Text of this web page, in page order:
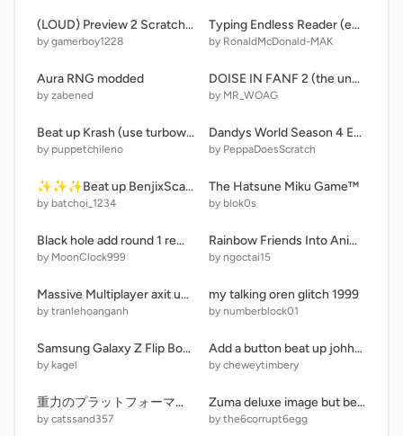
(LOUD) Preview 2 Scratch Cat in G Major 700
by gamerboy1228
Typing Endless Reader (english game) remix
by RonaldMcDonald-MAK
Aura RNG modded
by zabened
DOISE IN FANF 2 (the under-dog) V3!!!
by MR_WOAG
Beat up Krash (use turbowarp)
by puppetchileno
Dandys World Season 4 End Credits (2002)
by PeppaDoesScratch
✨✨✨Beat up BenjixScarlett✨✨✨ V2 [REUPLOAD]
by batchoi_1234
The Hatsune Miku Game™️
by blok0s
Black hole add round 1 remix remix remix remix remix
by MoonClock999
Rainbow Friends Into Animals remix
by ngoctai15
Massive Multiplayer axit update 1.5
by tranlehoanganh
my talking oren glitch 1999
by numberblock01
Samsung Galaxy Z Flip Boot Aniamtion
by kagel
Add a button beat up johhny test
by cheweytimbery
重力のプラットフォーマー/gravity platformer
by catssand357
Zuma deluxe image but better
by the6corrupt6egg